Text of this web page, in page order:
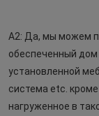
A2: Да, мы можем
обеспеченный
установленной
система etc.
нагруженное в